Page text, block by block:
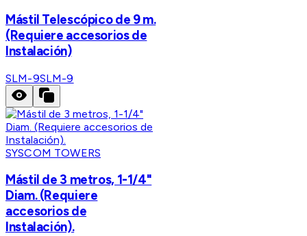
Mástil Telescópico de 9 m.
(Requiere accesorios de
Instalación)
SLM-9SLM-9
SYSCOM TOWERS
Mástil de 3 metros, 1-1/4"
Diam. (Requiere
accesorios de
Instalación).